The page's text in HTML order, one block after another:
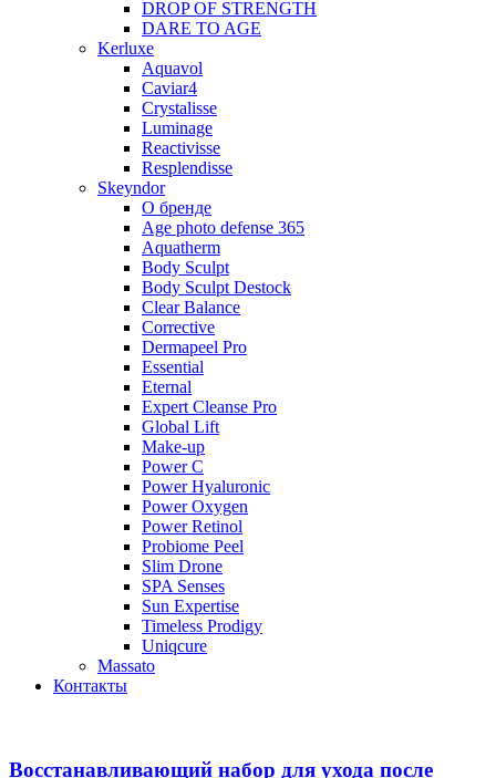
DROP OF STRENGTH
DARE TO AGE
Kerluxe
Aquavol
Caviar4
Crystalisse
Luminage
Reactivisse
Resplendisse
Skeyndor
О бренде
Age photo defense 365
Aquatherm
Body Sculpt
Body Sculpt Destock
Clear Balance
Corrective
Dermapeel Pro
Essential
Eternal
Expert Cleanse Pro
Global Lift
Make-up
Power C
Power Hyaluronic
Power Oxygen
Power Retinol
Probiome Peel
Slim Drone
SPA Senses
Sun Expertise
Timeless Prodigy
Uniqcure
Massato
Контакты
Восстанавливающий набор для ухода после